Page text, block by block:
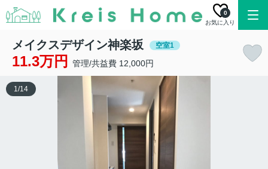
お気に入り
0
メイクスデザイン神楽坂 空室1
11.3万円 管理/共益費 12,000円
1/14